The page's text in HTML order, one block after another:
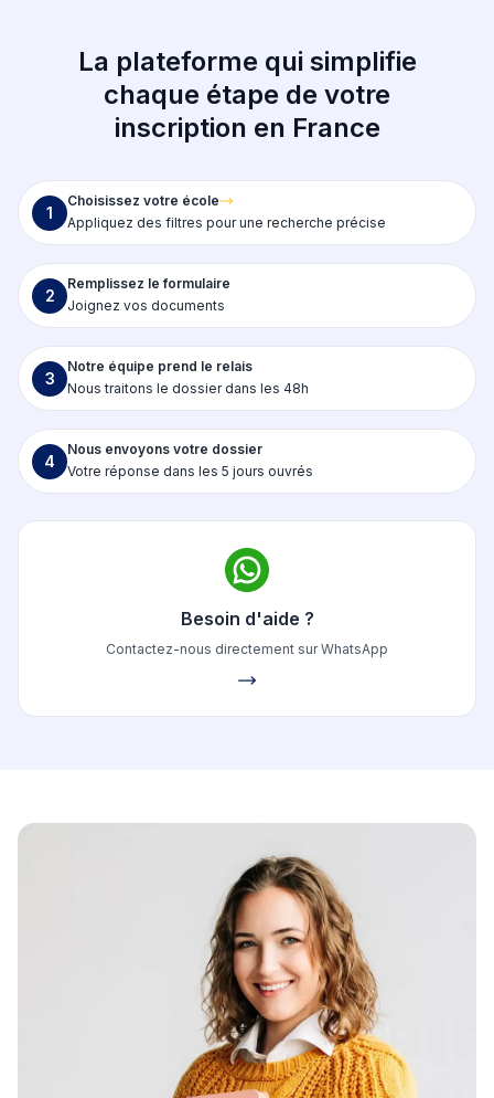
La plateforme qui simplifie
chaque étape de votre
inscription en France
1
Choisissez votre école
Appliquez des filtres pour une recherche précise
2
Remplissez le formulaire
Joignez vos documents
3
Notre équipe prend le relais
Nous traitons le dossier dans les 48h
4
Nous envoyons votre dossier
Votre réponse dans les 5 jours ouvrés
Besoin d'aide ?
Contactez-nous directement sur WhatsApp